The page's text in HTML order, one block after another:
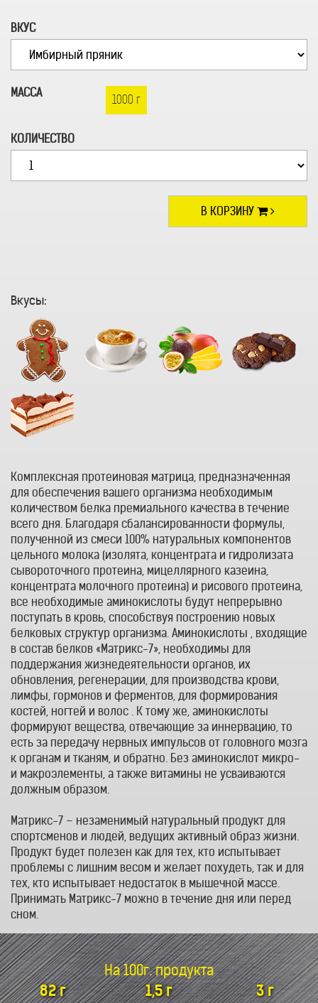
ВКУС
МАССА 1000 г
КОЛИЧЕСТВО
В КОРЗИНУ
Вкусы:
Комплексная протеиновая матрица, предназначенная
для обеспечения вашего организма необходимым
количеством белка премиального качества в течение
всего дня. Благодаря сбалансированности формулы,
полученной из смеси 100% натуральных компонентов
цельного молока (изолята, концентрата и гидролизата
сывороточного протеина, мицеллярного казеина,
концентрата молочного протеина) и рисового протеина,
все необходимые аминокислоты будут непрерывно
поступать в кровь, способствуя построению новых
белковых структур организма. Аминокислоты , входящие
в состав белков «Матрикс-7», необходимы для
поддержания жизнедеятельности органов, их
обновления, регенерации, для производства крови,
лимфы, гормонов и ферментов, для формирования
костей, ногтей и волос . К тому же, аминокислоты
формируют вещества, отвечающие за иннервацию, то
есть за передачу нервных импульсов от головного мозга
к органам и тканям, и обратно. Без аминокислот микро-
и макроэлементы, а также витамины не усваиваются
должным образом.
Матрикс-7 – незаменимый натуральный продукт для
спортсменов и людей, ведущих активный образ жизни.
Продукт будет полезен как для тех, кто испытывает
проблемы с лишним весом и желает похудеть, так и для
тех, кто испытывает недостаток в мышечной массе.
Принимать Матрикс-7 можно в течение дня или перед
сном.